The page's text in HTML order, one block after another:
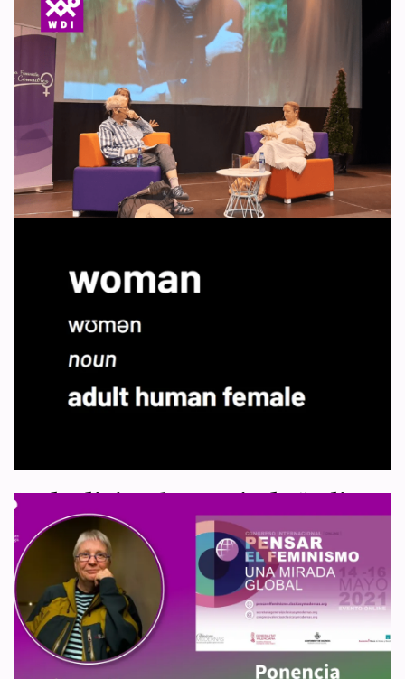
Gender Hurts en Gijón en
coloquio con Amelia Valcárcel
Sheila Jeffreys, académica feminista y una de las directoras de
Women’s Declaration International, ha presentado su libro “Gender
19 de diciembre: Día de “salir
del armario” como crítica/o de
la ideología de la identidad de
género
porWHRC España 19 de diciembre de 2021
Un grupo de hombres y mujeres, especialmente vinculadas a las